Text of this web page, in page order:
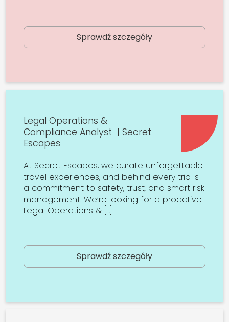
Sprawdź szczegóły
Legal Operations &
Compliance Analyst | Secret
Escapes
At Secret Escapes, we curate unforgettable
travel experiences, and behind every trip is
a commitment to safety, trust, and smart risk
management. We’re looking for a proactive
Legal Operations & […]
Sprawdź szczegóły